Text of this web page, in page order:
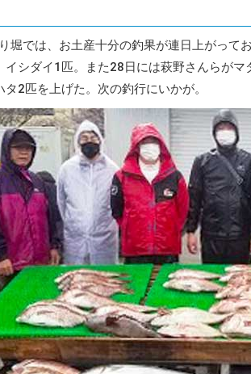
堀では、お土産十分の釣果が連日上がって
イシダイ1匹。また28日には萩野さんらが
2匹を上げた。次の釣行にいかが。